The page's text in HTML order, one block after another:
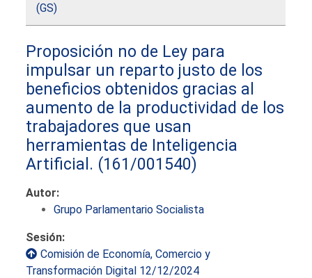
(GS)
Proposición no de Ley para
impulsar un reparto justo de los
beneficios obtenidos gracias al
aumento de la productividad de los
trabajadores que usan
herramientas de Inteligencia
Artificial. (161/001540)
Autor:
Grupo Parlamentario Socialista
Sesión:
Comisión de Economía, Comercio y
Transformación Digital 12/12/2024